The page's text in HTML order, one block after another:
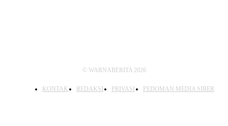
© WARNABERITA 2026
KONTAK REDAKSI PRIVASI PEDOMAN MEDIA SIBER